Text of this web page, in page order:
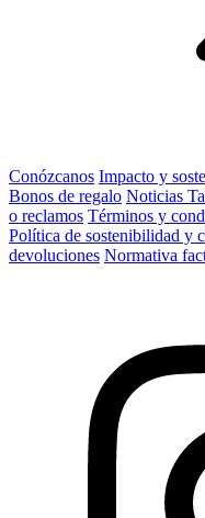
Conózcanos Impacto y
Bonos de regalo Noticias
o reclamos Términos y
Política de sostenibilidad y
devoluciones Normativa